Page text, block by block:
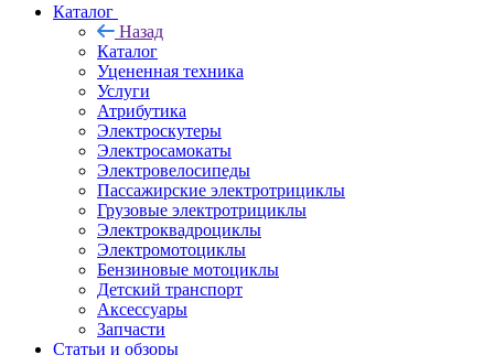
Каталог
Назад
Каталог
Уцененная техника
Услуги
Атрибутика
Электроскутеры
Электросамокаты
Электровелосипеды
Пассажирские электротрициклы
Грузовые электротрициклы
Электроквадроциклы
Электромотоциклы
Бензиновые мотоциклы
Детский транспорт
Аксессуары
Запчасти
Статьи и обзоры